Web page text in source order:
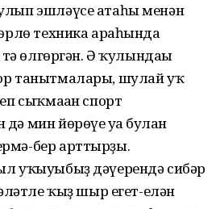
эшләүсе атаһы менән
техника араһында
тә өлгөргән. Ә ҡулындағы
танытмалары, шулай уҡ
сыҡмаған спорт
мин йөрөүе уға булған
бер арттырҙы.
уҡыуыбыҙ дәүерендә сибәр
ҡыҙ шыр егет-елән